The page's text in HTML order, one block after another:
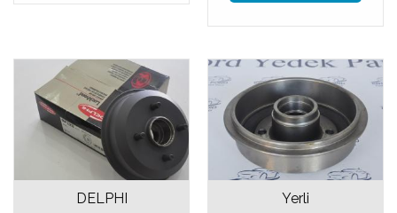
DELPHI Yerli